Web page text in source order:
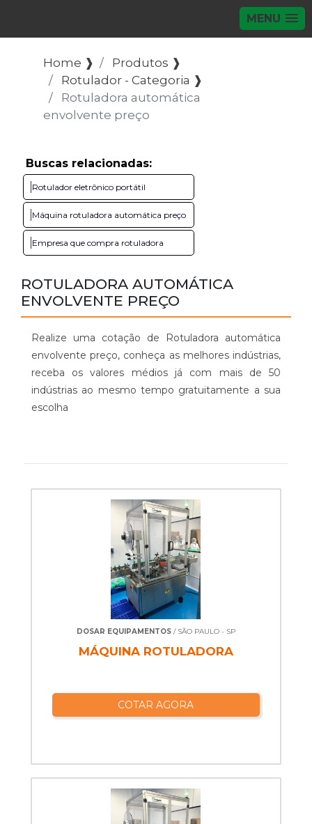
MENU
Home ❱
Produtos ❱
Rotulador - Categoria ❱
Rotuladora automática
envolvente preço
Buscas relacionadas:
Rotulador eletrônico portátil
Máquina rotuladora automática preço
Empresa que compra rotuladora
ROTULADORA AUTOMÁTICA
ENVOLVENTE PREÇO
Realize uma cotação de Rotuladora automática
envolvente preço, conheça as melhores indústrias,
receba os valores médios já com mais de 50
indústrias ao mesmo tempo gratuitamente a sua
escolha
DOSAR EQUIPAMENTOS/ SÃO PAULO - SP
MÁQUINA ROTULADORA
COTAR AGORA